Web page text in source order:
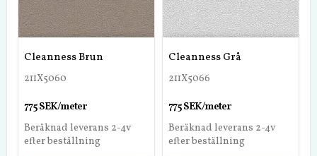
Cleanness Brun
211X5060
775 SEK/meter
Beräknad leverans 2-4v
efter beställning
Cleanness Grå
211X5066
775 SEK/meter
Beräknad leverans 2-4v
efter beställning